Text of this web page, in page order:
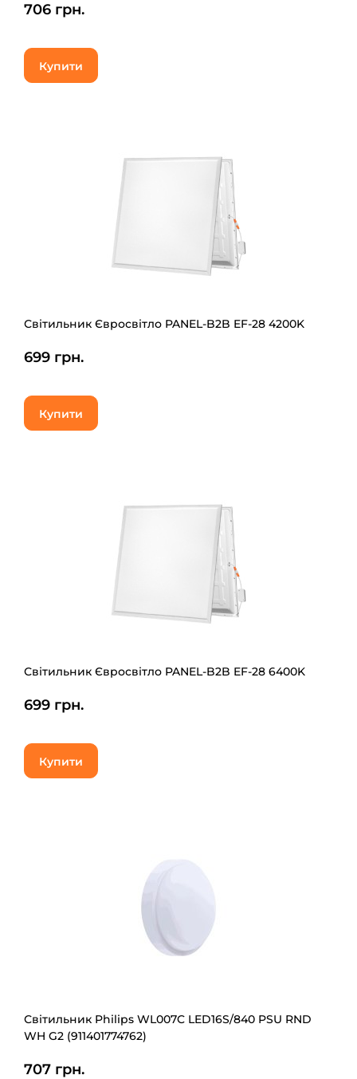
706 грн.
Купити
Світильник Євросвітло PANEL-B2B EF-28 4200K
699 грн.
Купити
Світильник Євросвітло PANEL-B2B EF-28 6400K
699 грн.
Купити
Світильник Philips WL007C LED16S/840 PSU RND
WH G2 (911401774762)
707 грн.